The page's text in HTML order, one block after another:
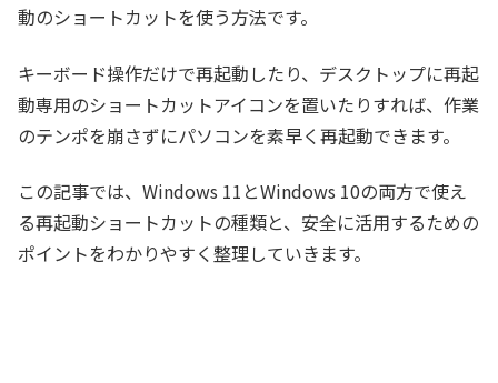
動のショートカットを使う方法です。
キーボード操作だけで再起動したり、デスクトップに再起
動専用のショートカットアイコンを置いたりすれば、作業
のテンポを崩さずにパソコンを素早く再起動できます。
この記事では、Windows 11とWindows 10の両方で使え
る再起動ショートカットの種類と、安全に活用するための
ポイントをわかりやすく整理していきます。